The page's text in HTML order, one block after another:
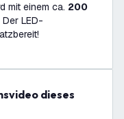
mit einem ca. 200
LED-